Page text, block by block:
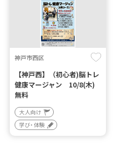
神戸市西区
【神戸西】（初心者)脳トレ
健康マージャン 10/8(木)
無料
大人向け
学び・体験